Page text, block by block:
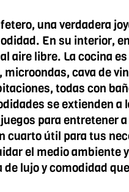
una verdadera
En su interior,
libre. La cocina
cava de
todas con
se extienden
para entretener
útil para tus
el medio
lujo y comodidad